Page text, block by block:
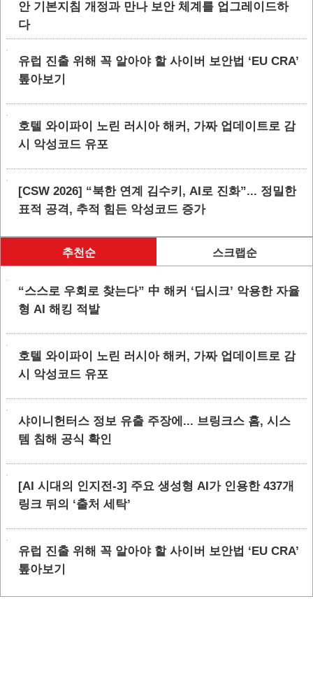
안 기본지침 개정과 만나 보안 체계를 업그레이드하
다
유럽 진출 위해 꼭 알아야 할 사이버 보안법 ‘EU CRA’
톺아보기
호텔 와이파이 노린 러시아 해커, 가짜 업데이트로 감
시 악성코드 유포
[CSW 2026] “북한 연계 김수키, AI로 진화”... 정밀한
표적 공격, 추적 힘든 악성코드 증가
추천순 스크랩순
“스스로 우회로 찾는다” 中 해커 ‘딥시크’ 악용한 자율
형 AI 해킹 적발
호텔 와이파이 노린 러시아 해커, 가짜 업데이트로 감
시 악성코드 유포
샤이니헌터스 정보 유출 주장에... 브링크스 홈, 시스
템 침해 공식 확인
[AI 시대의 인지전-3] 주요 생성형 AI가 인용한 437개
링크 뒤의 ‘출처 세탁’
유럽 진출 위해 꼭 알아야 할 사이버 보안법 ‘EU CRA’
톺아보기